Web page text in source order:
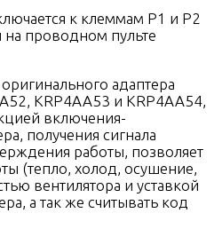
к клеммам P1 и P2
на проводном пульте
адаптера
KRP4AA53 и KRP4AA54,
включения-
получения сигнала
работы, позволяет
(тепло, холод, осушение,
вентилятора и уставкой
а так же считывать код